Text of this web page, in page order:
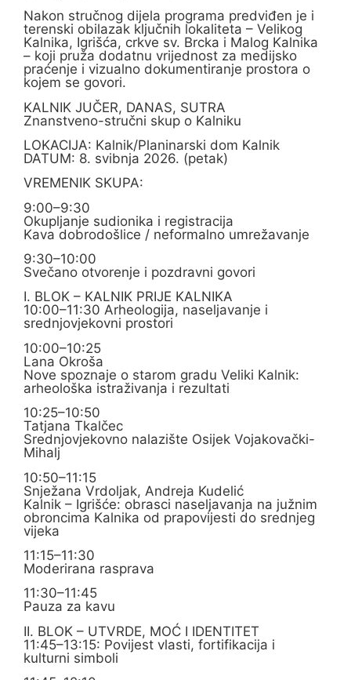
Nakon stručnog dijela programa predviđen je i
terenski obilazak ključnih lokaliteta – Velikog
Kalnika, Igrišća, crkve sv. Brcka i Malog Kalnika
– koji pruža dodatnu vrijednost za medijsko
praćenje i vizualno dokumentiranje prostora o
kojem se govori.
KALNIK JUČER, DANAS, SUTRA
Znanstveno-stručni skup o Kalniku
LOKACIJA: Kalnik/Planinarski dom Kalnik
DATUM: 8. svibnja 2026. (petak)
VREMENIK SKUPA:
9:00–9:30
Okupljanje sudionika i registracija
Kava dobrodošlice / neformalno umrežavanje
9:30–10:00
Svečano otvorenje i pozdravni govori
I. BLOK – KALNIK PRIJE KALNIKA
10:00–11:30 Arheologija, naseljavanje i
srednjovjekovni prostori
10:00–10:25
Lana Okroša
Nove spoznaje o starom gradu Veliki Kalnik:
arheološka istraživanja i rezultati
10:25–10:50
Tatjana Tkalčec
Srednjovjekovno nalazište Osijek Vojakovački-
Mihalj
10:50–11:15
Snježana Vrdoljak, Andreja Kudelić
Kalnik – Igrišće: obrasci naseljavanja na južnim
obroncima Kalnika od prapovijesti do srednjeg
vijeka
11:15–11:30
Moderirana rasprava
11:30–11:45
Pauza za kavu
II. BLOK – UTVRDE, MOĆ I IDENTITET
11:45–13:15: Povijest vlasti, fortifikacija i
kulturni simboli